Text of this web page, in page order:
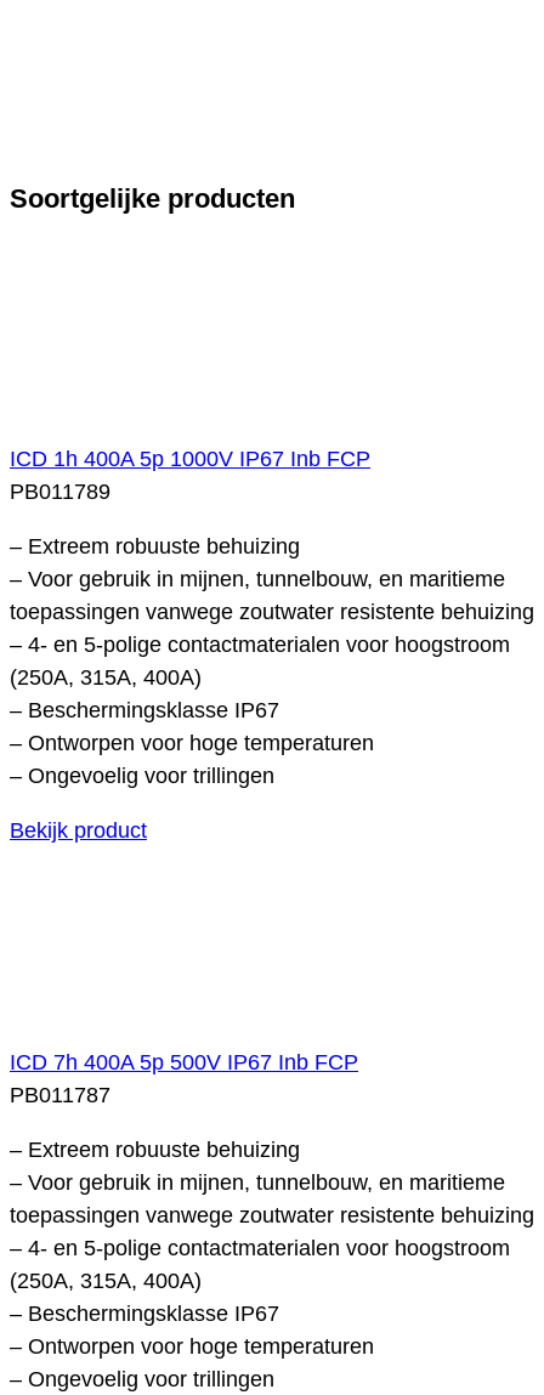
Soortgelijke producten
ICD 1h 400A 5p 1000V IP67 Inb FCP
PB011789
– Extreem robuuste behuizing
– Voor gebruik in mijnen, tunnelbouw, en maritieme
toepassingen vanwege zoutwater resistente behuizing
– 4- en 5-polige contactmaterialen voor hoogstroom
(250A, 315A, 400A)
– Beschermingsklasse IP67
– Ontworpen voor hoge temperaturen
– Ongevoelig voor trillingen
Bekijk product
ICD 7h 400A 5p 500V IP67 Inb FCP
PB011787
– Extreem robuuste behuizing
– Voor gebruik in mijnen, tunnelbouw, en maritieme
toepassingen vanwege zoutwater resistente behuizing
– 4- en 5-polige contactmaterialen voor hoogstroom
(250A, 315A, 400A)
– Beschermingsklasse IP67
– Ontworpen voor hoge temperaturen
– Ongevoelig voor trillingen